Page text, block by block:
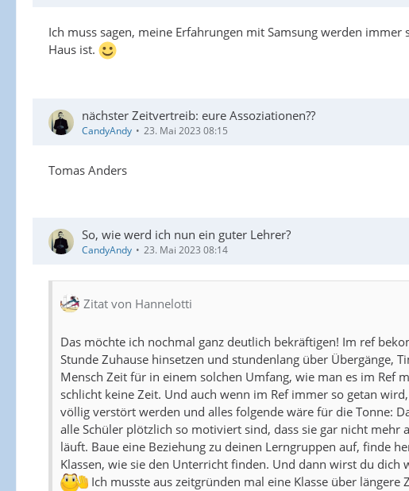
Ich muss sagen, meine Erfahrungen mit Samsung werden
Haus ist.
nächster Zeitvertreib: eure Assoziationen??
CandyAndy 23. Mai 2023 08:15
Tomas Anders
So, wie werd ich nun ein guter Lehrer?
CandyAndy 23. Mai 2023 08:14
Zitat von Hannelotti
Das möchte ich nochmal ganz deutlich bekräftigen! Im ref
Stunde Zuhause hinsetzen und stundenlang über Übergänge,
Mensch Zeit für in einem solchen Umfang, wie man es im Ref
schlicht keine Zeit. Und auch wenn im Ref immer so getan
völlig verstört werden und alles folgende wäre für die Tonne:
alle Schüler plötzlich so motiviert sind, dass sie gar nicht
läuft. Baue eine Beziehung zu deinen Lerngruppen auf, finde
Klassen, wie sie den Unterricht finden. Und dann wirst du
Ich musste aus zeitgründen mal eine Klasse über